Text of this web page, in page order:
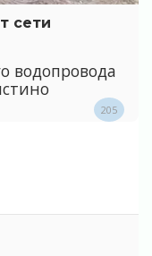
сети
водопровода
205